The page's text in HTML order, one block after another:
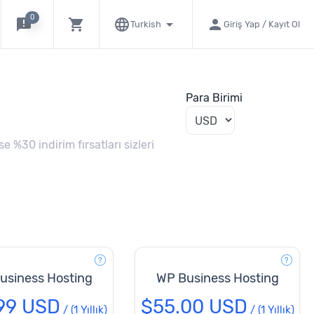
announcement0 shopping_cart languageTurkish arrow_drop_down person Giriş Yap / Kayıt Ol
%30 indirim fırsatları sizleri
Para Birimi
Hosting
USD / (1 Yıllık)
WP Business Hosting
$55.00 USD / (1 Yıllık)